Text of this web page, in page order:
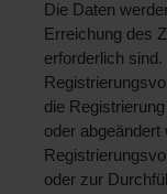
Die Daten
Erreichung des
erforderlich
die
oder abgeändert
oder zur